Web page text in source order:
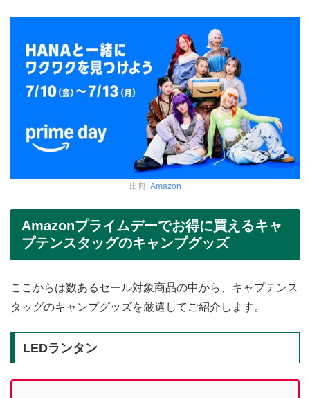
出典: Amazon
Amazonプライムデーでお得に買えるキャ
プテンスタッグのキャンプグッズ
ここからは数あるセール対象商品の中から、キャプテンス
タッグのキャンプグッズを厳選してご紹介します。
LEDランタン